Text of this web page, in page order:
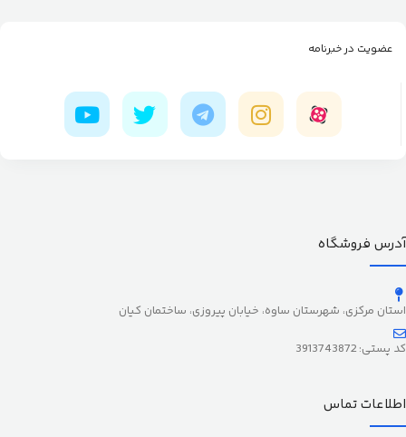
عضویت در خبرنامه
آدرس فروشگاه
استان مرکزی، شهرستان ساوه، خیابان پیروزی، ساختمان کیان
کد پستی: 3913743872
اطلاعات تماس